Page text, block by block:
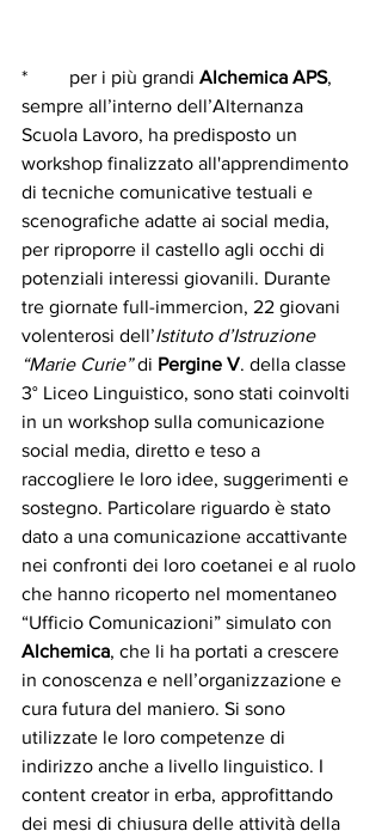
* 	per i più grandi Alchemica APS,
sempre all’interno dell’Alternanza
Scuola Lavoro, ha predisposto un
workshop finalizzato all'apprendimento
di tecniche comunicative testuali e
scenografiche adatte ai social media,
per riproporre il castello agli occhi di
potenziali interessi giovanili. Durante
tre giornate full-immercion, 22 giovani
volenterosi dell’Istituto d’Istruzione
“Marie Curie” di Pergine V. della classe
3° Liceo Linguistico, sono stati coinvolti
in un workshop sulla comunicazione
social media, diretto e teso a
raccogliere le loro idee, suggerimenti e
sostegno. Particolare riguardo è stato
dato a una comunicazione accattivante
nei confronti dei loro coetanei e al ruolo
che hanno ricoperto nel momentaneo
“Ufficio Comunicazioni” simulato con
Alchemica, che li ha portati a crescere
in conoscenza e nell’organizzazione e
cura futura del maniero. Si sono
utilizzate le loro competenze di
indirizzo anche a livello linguistico. I
content creator in erba, approfittando
dei mesi di chiusura delle attività della